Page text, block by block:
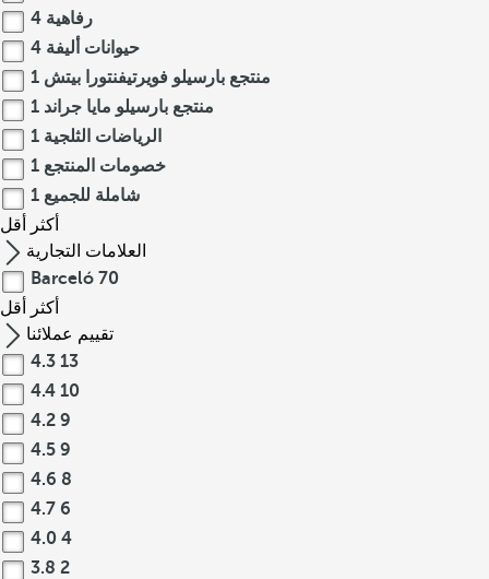
رفاهية 4
حيوانات أليفة 4
منتجع بارسيلو فويرتيفنتورا بيتش 1
منتجع بارسيلو مايا جراند 1
الرياضات الثلجية 1
خصومات المنتجع 1
شاملة للجميع 1
أكثر
أقل
العلامات التجارية
Barceló 70
أكثر
أقل
تقييم عملائنا
4.3 13
4.4 10
4.2 9
4.5 9
4.6 8
4.7 6
4.0 4
3.8 2